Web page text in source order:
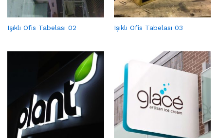
Işıklı Ofis Tabelası 02 Işıklı Ofis Tabelası 03